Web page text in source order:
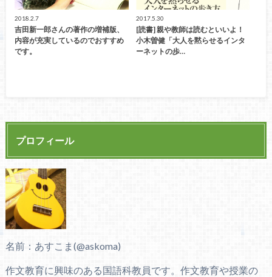
2018.2.7
吉田新一郎さんの著作の増補版、
内容が充実しているのでおすすめ
です。
2017.5.30
[読書] 親や教師は読むといいよ！
小木曽健「大人を黙らせるインタ
ーネットの歩…
プロフィール
名前：あすこま(@askoma)
作文教育に興味のある国語科教員です。作文教育や授業の